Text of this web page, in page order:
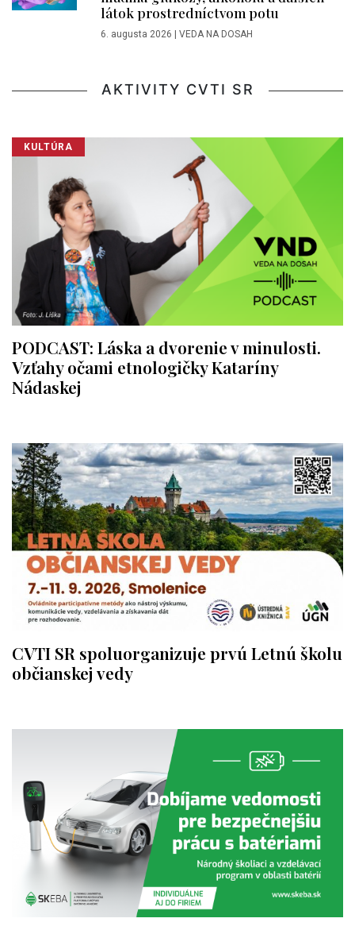
látok prostredníctvom potu
6. augusta 2026 VEDA NA DOSAH
AKTIVITY CVTI SR
KULTÚRA
PODCAST: Láska a dvorenie v minulosti.
Vzťahy očami etnologičky Kataríny
Nádaskej
CVTI SR spoluorganizuje prvú Letnú školu
občianskej vedy